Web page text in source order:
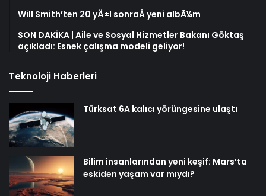
Will Smith’ten 20 yÄ±l sonraÂ yeni albÃ¼m
SON DAKİKA | Aile ve Sosyal Hizmetler Bakanı Göktaş
açıkladı: Esnek çalışma modeli geliyor!
Teknoloji Haberleri
Türksat 6A kalıcı yörüngesine ulaştı
Bilim insanlarından yeni keşif: Mars’ta
eskiden yaşam var mıydı?